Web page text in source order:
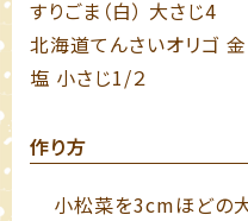
すりごま（白） 大さじ4
北海道てんさいオリゴ
塩 小さじ1/２
作り方
小松菜を3cmほどの大